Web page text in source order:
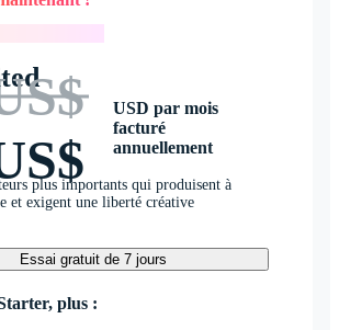
USD par mois
facturé
annuellement
plus importants qui produisent à
et exigent une liberté créative
Essai gratuit de 7 jours
plus :